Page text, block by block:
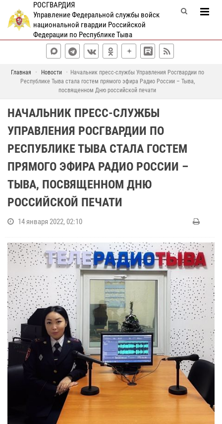
РОСГВАРДИЯ
Управление Федеральной службы войск
национальной гвардии Российской
Федерации по Республике Тыва
Главная Новости
Начальник пресс-службы Управления Росгвардии по
Республике Тыва стала гостем прямого эфира Радио России – Тыва,
посвященном Дню российской печати
НАЧАЛЬНИК ПРЕСС-СЛУЖБЫ
УПРАВЛЕНИЯ РОСГВАРДИИ ПО
РЕСПУБЛИКЕ ТЫВА СТАЛА ГОСТЕМ
ПРЯМОГО ЭФИРА РАДИО РОССИИ –
ТЫВА, ПОСВЯЩЕННОМ ДНЮ
РОССИЙСКОЙ ПЕЧАТИ
14 января 2022, 02:10